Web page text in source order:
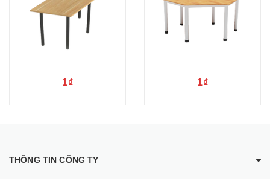
1₫ 1₫
THÔNG TIN CÔNG TY